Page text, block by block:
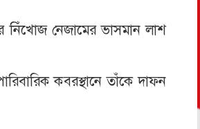
নিঁখোজ নেজামের ভাসমান লাশ
কবরস্থা‌নে তাঁ‌কে দাফন